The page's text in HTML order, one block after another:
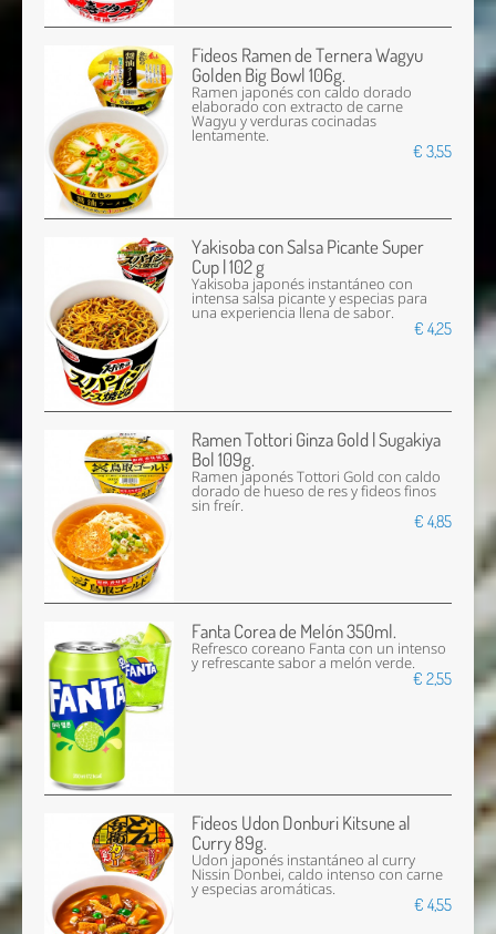
Fideos Ramen de Ternera Wagyu
Golden Big Bowl 106g.
Ramen japonés con caldo dorado
elaborado con extracto de carne
Wagyu y verduras cocinadas
lentamente.
€ 3,55
Yakisoba con Salsa Picante Super
Cup | 102 g
Yakisoba japonés instantáneo con
intensa salsa picante y especias para
una experiencia llena de sabor.
€ 4,25
Ramen Tottori Ginza Gold | Sugakiya
Bol 109g.
Ramen japonés Tottori Gold con caldo
dorado de hueso de res y fideos finos
sin freír.
€ 4,85
Fanta Corea de Melón 350ml.
Refresco coreano Fanta con un intenso
y refrescante sabor a melón verde.
€ 2,55
Fideos Udon Donburi Kitsune al
Curry 89g.
Udon japonés instantáneo al curry
Nissin Donbei, caldo intenso con carne
y especias aromáticas.
€ 4,55